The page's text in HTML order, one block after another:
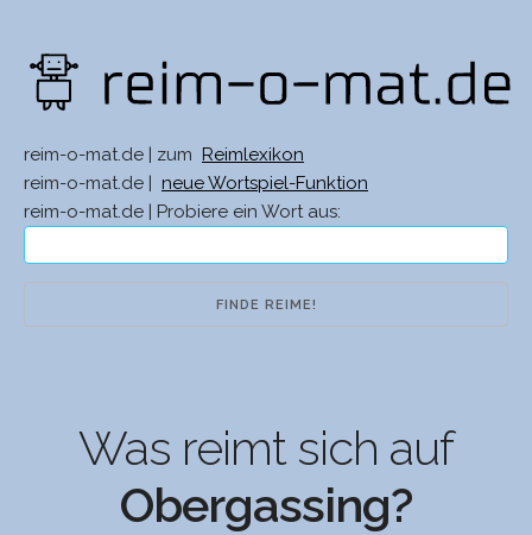
reim-o-mat.de | zum
Reimlexikon
reim-o-mat.de |
neue Wortspiel-Funktion
reim-o-mat.de | Probiere ein Wort aus:
Was reimt sich auf
Obergassing?